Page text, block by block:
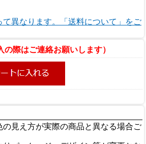
異なります。「送料について」をご
際はご連絡お願いします）
見え方が実際の商品と異なる場合ご